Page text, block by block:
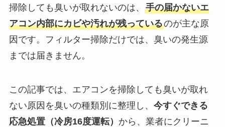
掃除しても臭いが取れないのは、 手の届かないエ
アコン内部にカビや汚れが残っているのが主な原
因です。フィルター掃除だけでは、臭いの発生源
までは届きません。
この記事では、エアコンを掃除しても臭いが取れ
ない原因を臭いの種類別に整理し、 今すぐできる
応急処置（冷房16度運転） から、業者にクリーニ